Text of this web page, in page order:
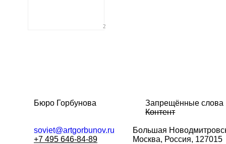
2
Бюро Горбунова
Запрещённые слова
Контент
soviet@artgorbunov.ru
+7 495 646-84-89
Большая
Москва, Россия, 127015